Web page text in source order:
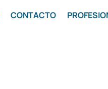
CONTACTO